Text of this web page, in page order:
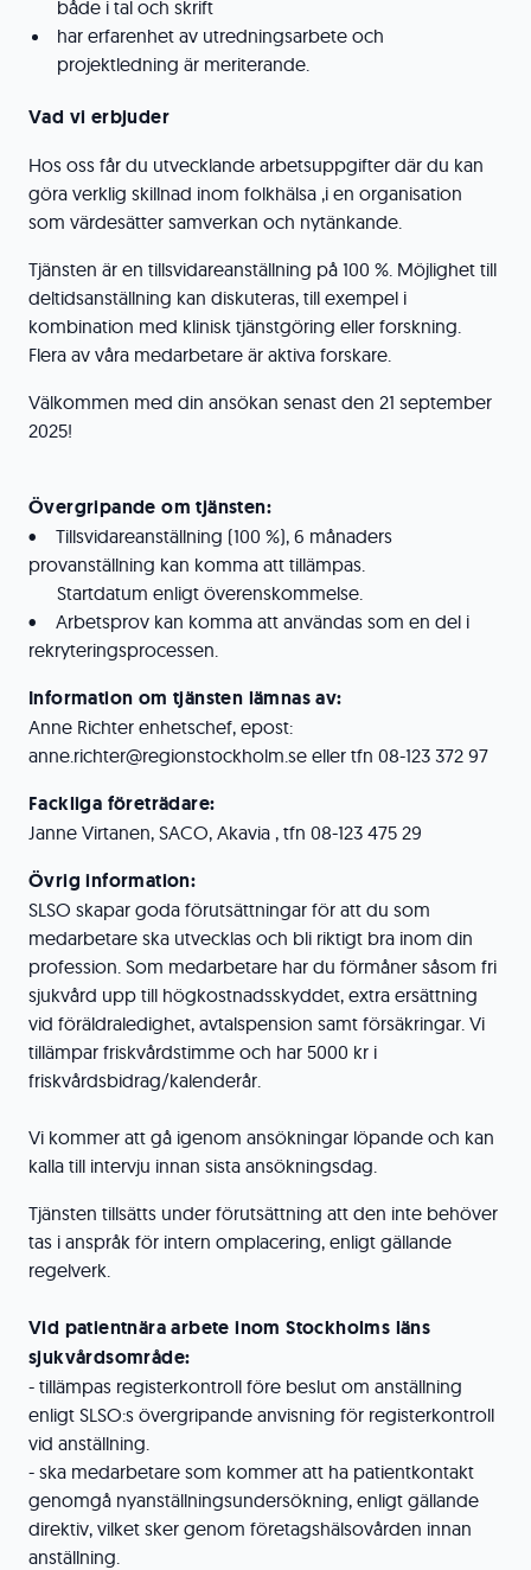
både i tal och skrift
har erfarenhet av utredningsarbete och
projektledning är meriterande.
Vad vi erbjuder
Hos oss får du utvecklande arbetsuppgifter där du kan
göra verklig skillnad inom folkhälsa ,i en organisation
som värdesätter samverkan och nytänkande.
Tjänsten är en tillsvidareanställning på 100 %. Möjlighet till
deltidsanställning kan diskuteras, till exempel i
kombination med klinisk tjänstgöring eller forskning.
Flera av våra medarbetare är aktiva forskare.
Välkommen med din ansökan senast den 21 september
2025!
Övergripande om tjänsten:
• Tillsvidareanställning (100 %), 6 månaders
provanställning kan komma att tillämpas.
Startdatum enligt överenskommelse.
• Arbetsprov kan komma att användas som en del i
rekryteringsprocessen.
Information om tjänsten lämnas av:
Anne Richter enhetschef, epost:
anne.richter@regionstockholm.se eller tfn 08-123 372 97
Fackliga företrädare:
Janne Virtanen, SACO, Akavia , tfn 08-123 475 29
Övrig information:
SLSO skapar goda förutsättningar för att du som
medarbetare ska utvecklas och bli riktigt bra inom din
profession. Som medarbetare har du förmåner såsom fri
sjukvård upp till högkostnadsskyddet, extra ersättning
vid föräldraledighet, avtalspension samt försäkringar. Vi
tillämpar friskvårdstimme och har 5000 kr i
friskvårdsbidrag/kalenderår.
Vi kommer att gå igenom ansökningar löpande och kan
kalla till intervju innan sista ansökningsdag.
Tjänsten tillsätts under förutsättning att den inte behöver
tas i anspråk för intern omplacering, enligt gällande
regelverk.
Vid patientnära arbete inom Stockholms läns
sjukvårdsområde:
- tillämpas registerkontroll före beslut om anställning
enligt SLSO:s övergripande anvisning för registerkontroll
vid anställning.
- ska medarbetare som kommer att ha patientkontakt
genomgå nyanställningsundersökning, enligt gällande
direktiv, vilket sker genom företagshälsovården innan
anställning.